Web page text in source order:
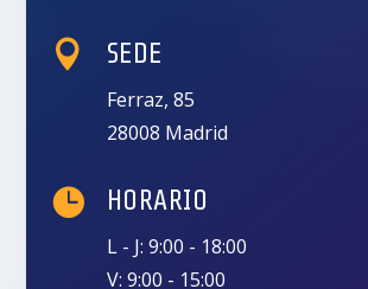
 SEDE
Ferraz, 85
28008 Madrid
 HORARIO
L - J: 9:00 - 18:00
V: 9:00 - 15:00